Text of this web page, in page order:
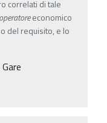
correlati di tale
operatoreeconomico
del requisito, e lo